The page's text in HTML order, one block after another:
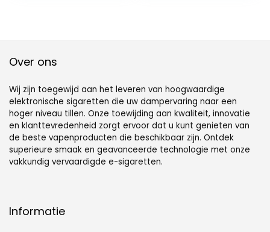
Over ons
Wij zijn toegewijd aan het leveren van hoogwaardige
elektronische sigaretten die uw dampervaring naar een
hoger niveau tillen. Onze toewijding aan kwaliteit, innovatie
en klanttevredenheid zorgt ervoor dat u kunt genieten van
de beste vapenproducten die beschikbaar zijn. Ontdek
superieure smaak en geavanceerde technologie met onze
vakkundig vervaardigde e-sigaretten.
Informatie